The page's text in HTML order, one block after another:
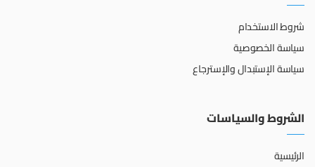
شروط الاستخدام
سياسة الخصوصية
سياسة الإستبدال والإسترجاع
الشروط والسياسات
الرئيسية